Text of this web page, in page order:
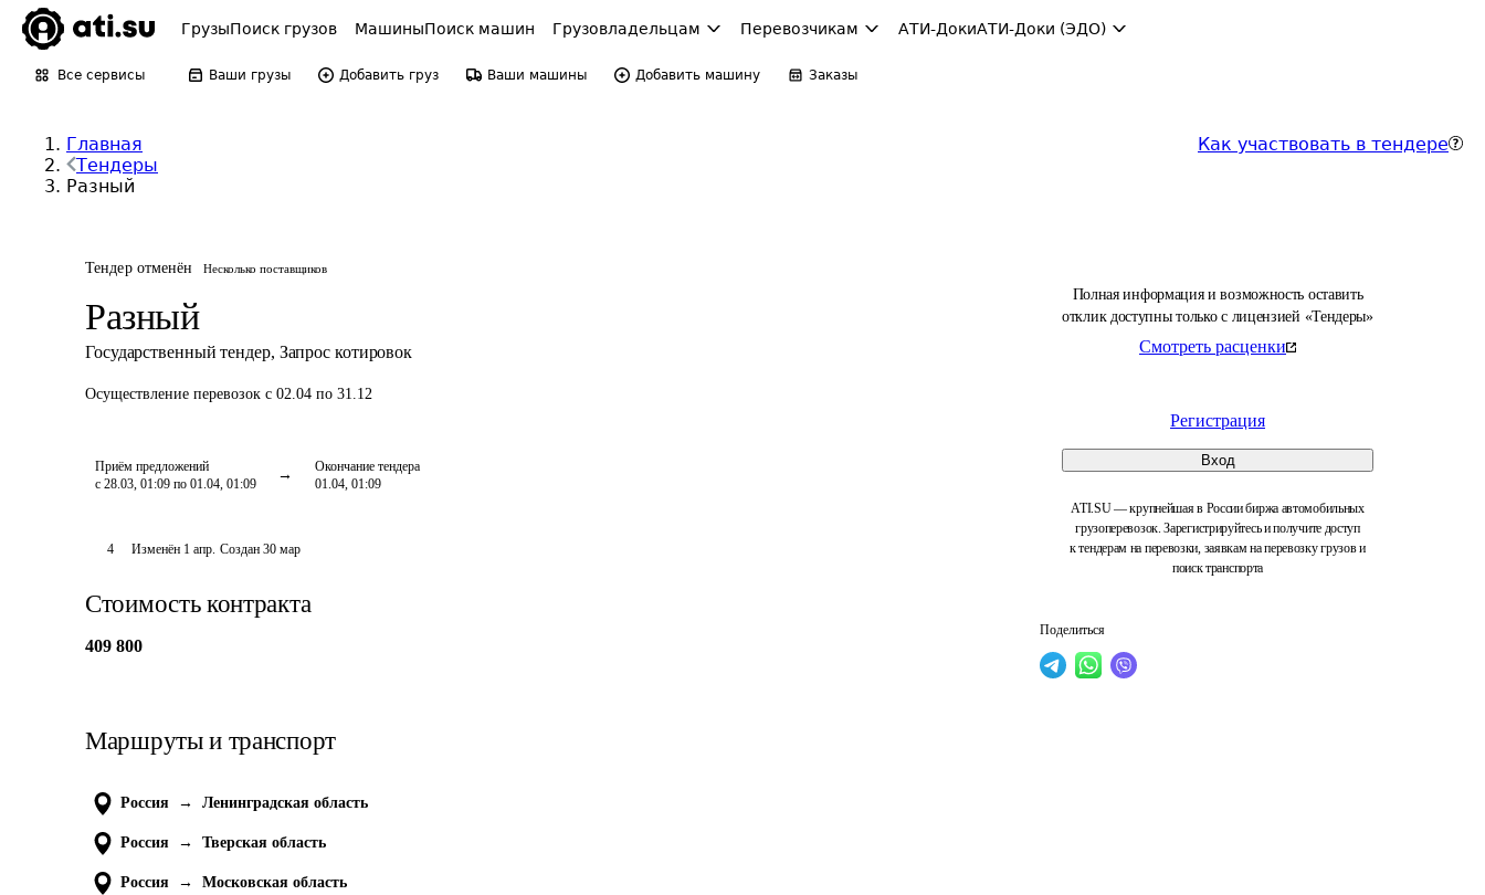
ГрузыПоиск грузов МашиныПоиск машин Грузовладельцам Перевозчикам АТИ-ДокиАТИ-Доки (ЭДО)
Все сервисы Ваши грузы Добавить груз Ваши машины Добавить машину Заказы
Главная
Тендеры
Разный
Как участвовать в тендере
Тендер отменён Несколько поставщиков
Разный
Государственный тендер, Запрос котировок
Осуществление перевозок с 02.04 по 31.12
Приём предложений
с 28.03, 01:09 по 01.04, 01:09
Окончание тендера
01.04, 01:09
Полная информация и возможность оставить
отклик доступны только с лицензией «Тендеры»
Смотреть расценки
Регистрация
Вход
ATI.SU — крупнейшая в России биржа автомобильных
грузоперевозок. Зарегистрируйтесь и получите доступ
к тендерам на перевозки, заявкам на перевозку грузов и
поиск транспорта
Поделиться
4 Изменён 1 апр. Создан 30 мар
Стоимость контракта
409 800
Маршруты и транспорт
Россия → Ленинградская область
Россия → Тверская область
Россия → Московская область